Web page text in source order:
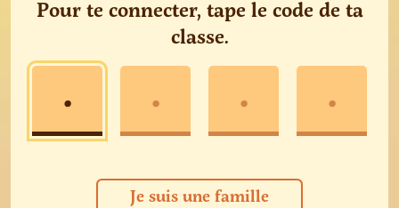
Pour te connecter, tape le code de ta
classe.
Je suis une famille